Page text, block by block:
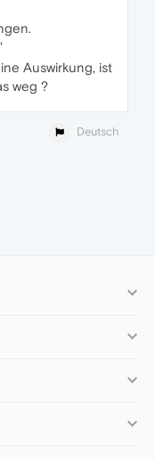
Auswirkung, ist
weg ?
Deutsch